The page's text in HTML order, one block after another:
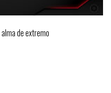
de extremo